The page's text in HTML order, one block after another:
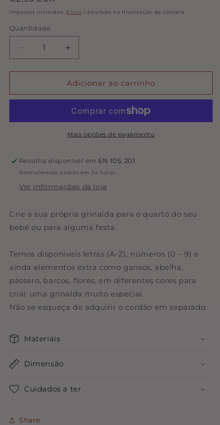
normal
Impostos incluídos. Envio calculado na finalização da compra.
Quantidade
Quantidade
Diminuir
a
quantidade
Elemento
Coruja
Aumentar
a
quantidade
de
Elemento
Coruja
Adicionar ao carrinho
Mais opções de pagamento
Recolha disponível em EN 105, 201
Normalmente pronto em 24 horas
Ver informações da loja
Crie a sua própria grinalda para o quarto do seu
bebé ou para alguma festa.
Temos disponíveis letras (A-Z), números (0 – 9) e
ainda elementos extra como gansos, abelha,
pássaro, barcos, flores, em diferentes cores para
criar uma grinalda muito especial.
Não se esqueça de adquirir o cordão em separado.
Materiais
Dimensão
Cuidados a ter
Share